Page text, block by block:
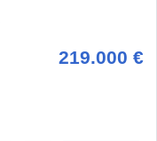
219.000 €